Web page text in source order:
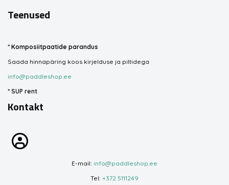
Teenused
* Komposiitpaatide parandus
Saada hinnapäring koos kirjelduse ja piltidega
info@paddleshop.ee
* SUP rent
Kontakt
E-mail: info@paddleshop.ee
Tel: +372 5111249